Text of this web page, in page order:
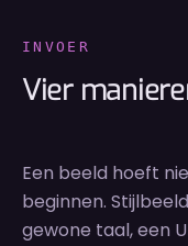
INVOER
Vier
Een beeld hoeft
beginnen.
gewone taal, een